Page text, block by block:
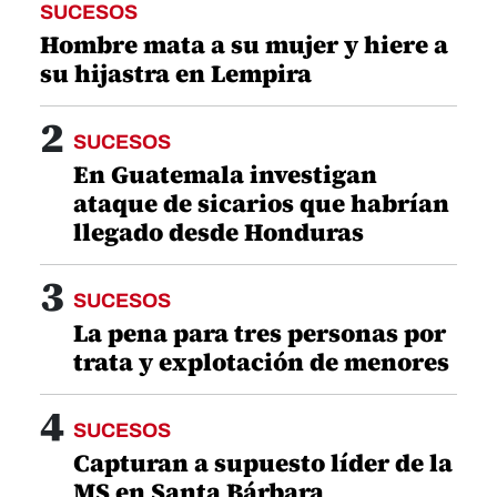
SUCESOS
Hombre mata a su mujer y hiere a
su hijastra en Lempira
2 SUCESOS
En Guatemala investigan
ataque de sicarios que habrían
llegado desde Honduras
3 SUCESOS
La pena para tres personas por
trata y explotación de menores
4 SUCESOS
Capturan a supuesto líder de la